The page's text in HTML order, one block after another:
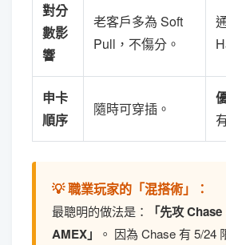
對分
數影
響
老客戶多為 Soft
Pull，不傷分。
申卡
順序
隨時可穿插。
💡 職業玩家的「混搭術」：
最聰明的做法是：
「先攻
AMEX」
。 因為 Chase 有 5/24